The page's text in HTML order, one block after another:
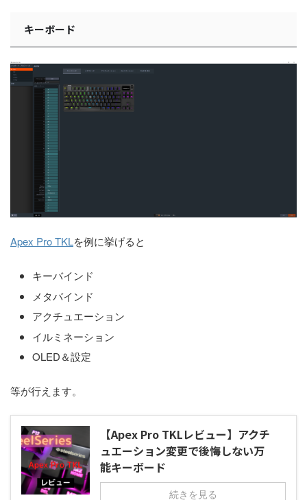
キーボード
Apex Pro TKLを例に挙げると
キーバインド
メタバインド
アクチュエーション
イルミネーション
OLED＆設定
等が行えます。
【Apex Pro TKLレビュー】アクチ
ュエーション変更で後悔しない万
能キーボード
続きを見る